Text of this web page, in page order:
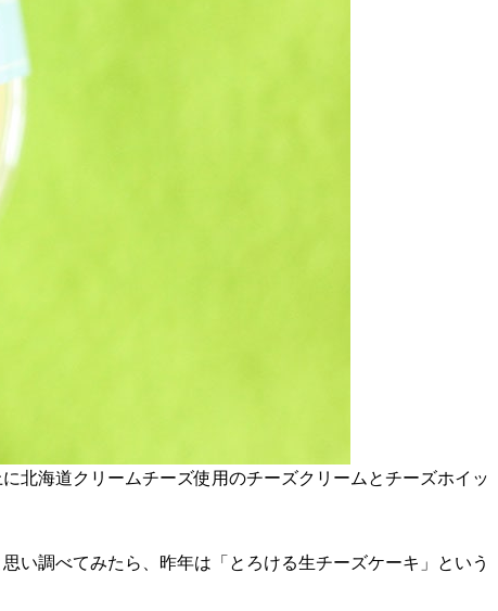
北海道クリームチーズ使用のチーズクリームとチーズホイッ
い調べてみたら、昨年は「とろける生チーズケーキ」という